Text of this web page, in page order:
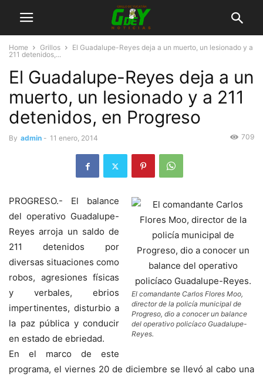
Home Grillos
El Guadalupe-Reyes deja a un muerto, un lesionado y a
211 detenidos,...
El Guadalupe-Reyes deja a un
muerto, un lesionado y a 211
detenidos, en Progreso
By admin - 11 enero, 2014 709
El comandante Carlos Flores Moo,
director de la policía municipal de
Progreso, dio a conocer un balance
del operativo policíaco Guadalupe-
Reyes.
PROGRESO.- El balance
del operativo Guadalupe-
Reyes arroja un saldo de
211 detenidos por
diversas situaciones como
robos, agresiones físicas
y verbales, ebrios
impertinentes, disturbio a
la paz pública y conducir
en estado de ebriedad.
En el marco de este
programa, el viernes 20 de diciembre se llevó al cabo una